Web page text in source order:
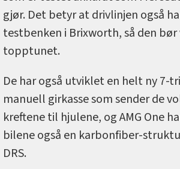
gjør. Det betyr at drivlinjen også
testbenken i Brixworth, så den
topptunet.
De har også utviklet en helt ny 7-
manuell girkasse som sender de
kreftene til hjulene, og AMG One
bilene også en karbonfiber-
DRS.